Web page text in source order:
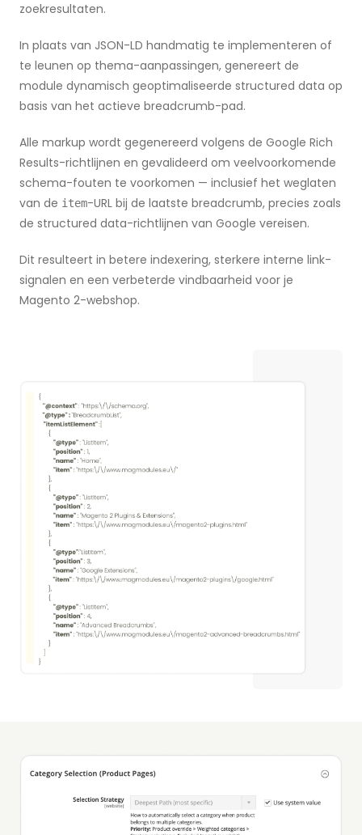
zoekresultaten.
In plaats van JSON-LD handmatig te implementeren of
te leunen op thema-aanpassingen, genereert de
module dynamisch geoptimaliseerde structured data op
basis van het actieve breadcrumb-pad.
Alle markup wordt gegenereerd volgens de Google Rich
Results-richtlijnen en gevalideerd om veelvoorkomende
schema-fouten te voorkomen — inclusief het weglaten
van de item-URL bij de laatste breadcrumb, precies zoals
de structured data-richtlijnen van Google vereisen.
Dit resulteert in betere indexering, sterkere interne link-
signalen en een verbeterde vindbaarheid voor je
Magento 2-webshop.